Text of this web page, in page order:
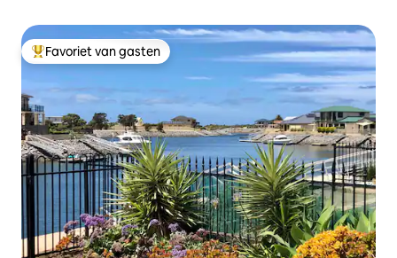
Topfavoriet van gasten
Favoriet van gasten